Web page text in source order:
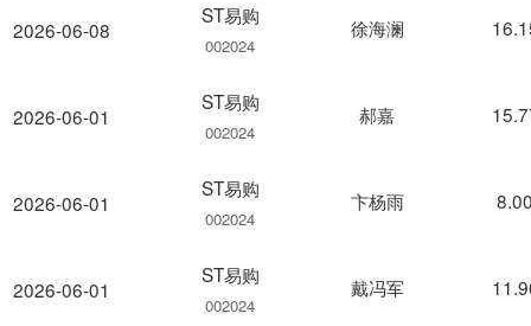
2026-06-08
2026-06-01
2026-06-01
2026-06-01
ST易购
002024
徐海澜
ST易购
002024
郝嘉
ST易购
002024
卞杨雨
ST易购
002024
戴冯军